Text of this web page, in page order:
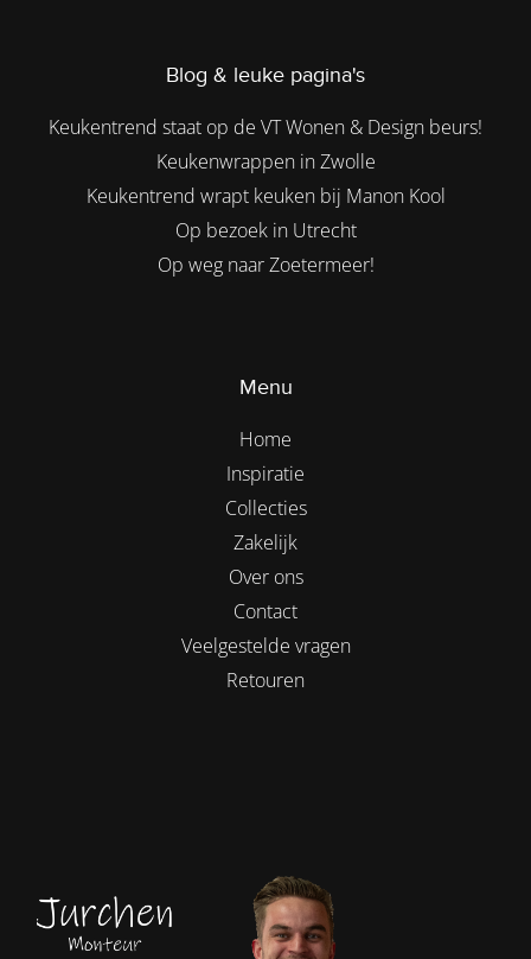
Blog & leuke pagina's
Keukentrend staat op de VT Wonen & Design beurs!
Keukenwrappen in Zwolle
Keukentrend wrapt keuken bij Manon Kool
Op bezoek in Utrecht
Op weg naar Zoetermeer!
Menu
Home
Inspiratie
Collecties
Zakelijk
Over ons
Contact
Veelgestelde vragen
Retouren